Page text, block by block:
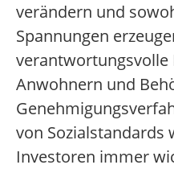
verändern und
Spannungen
Anwohnern und
von Sozialstandards
Investoren immer